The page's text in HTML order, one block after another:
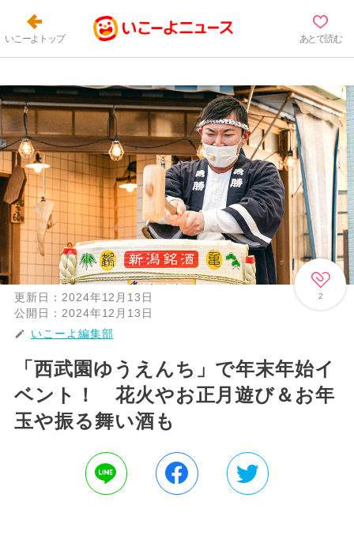
いこーよトップ あとで読む
2
更新日： 2024年12月13日
公開日： 2024年12月13日
いこーよ編集部
「西武園ゆうえんち」で年末年始イ
ベント！ 花火やお正月遊び＆お年
玉や振る舞い酒も